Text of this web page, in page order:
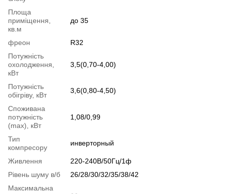
Площа
приміщення,
кв.м
до 35
фреон
R32
Потужність
охолодження,
кВт
3,5(0,70-4,00)
Потужність
обігріву, кВт
3,6(0,80-4,50)
Споживана
потужність
(max), кВт
1,08/0,99
Тип
компресору
инверторный
Живлення
220-240В/50Гц/1ф
Рівень шуму в/б
26/28/30/32/35/38/42
Максимальна